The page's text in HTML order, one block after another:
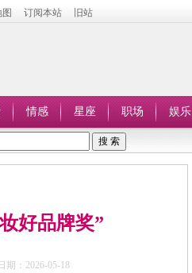
订阅本站 旧站
情感 星座 职场 娱乐
好品牌奖”
期：2026-05-18